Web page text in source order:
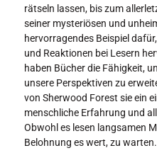
rätseln lassen, bis zum
seiner mysteriösen und
hervorragendes Beispiel
und Reaktionen bei Lesern
haben Bücher die Fähigkeit,
unsere Perspektiven zu
von Sherwood Forest sie ein
menschliche Erfahrung und
Obwohl es lesen langsamen
Belohnung es wert, zu warten.